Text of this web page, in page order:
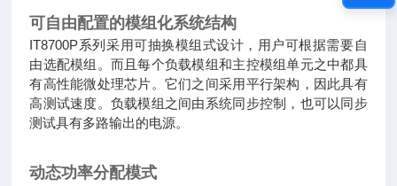
可自由配置的模组化系统结构
IT8700P系列采用可抽换模组式设计，用户可根据需要自
由选配模组。而且每个负载模组和主控模组单元之中都具
有高性能微处理芯片。它们之间采用平行架构，因此具有
高测试速度。负载模组之间由系统同步控制，也可以同步
测试具有多路输出的电源。
动态功率分配模式